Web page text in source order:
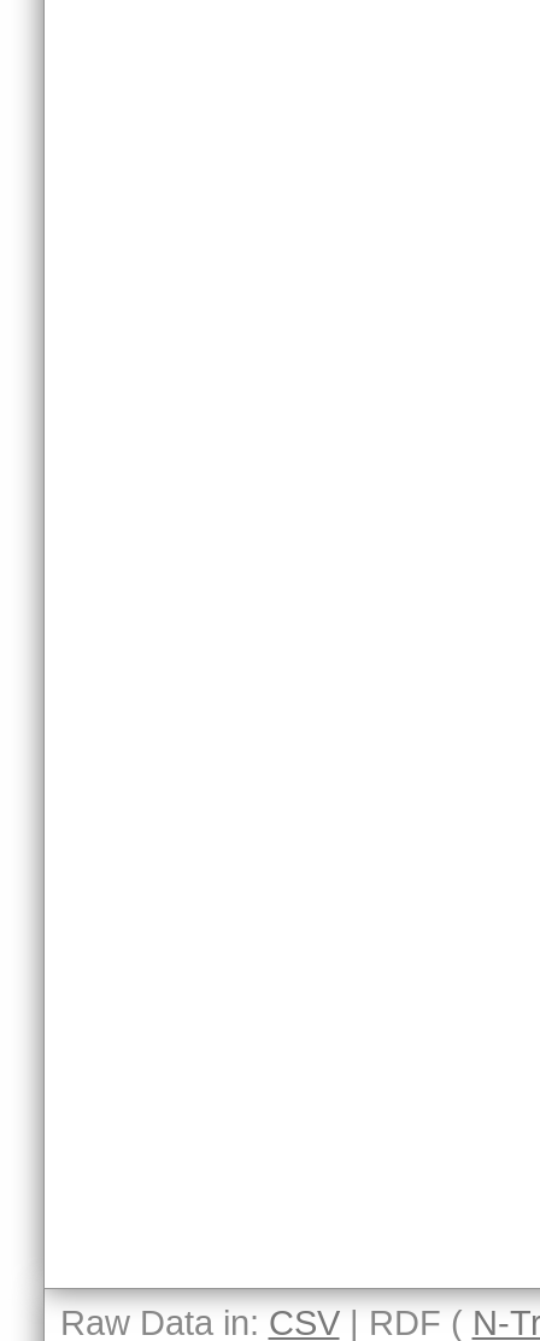
Raw Data in: CSV| RDF ( N-